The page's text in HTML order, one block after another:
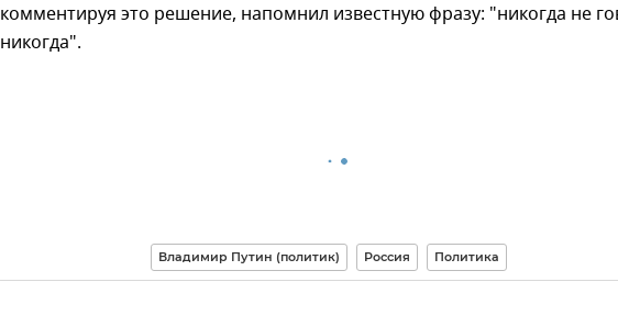
комментируя это решение, напомнил известную фразу: "никогда не
никогда".
Владимир Путин (политик) Россия Политика